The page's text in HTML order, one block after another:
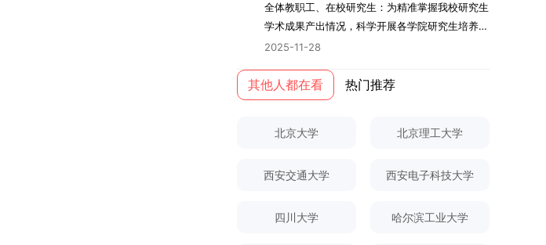
平科研平台学生可参与国家重大科研项目，接触材
料领域大科学装置与人工智能辅助研发平台，获得
前沿科研训练条件。（二）优质导师资源由包括院
士在内的资深科研人员组成导师团队，提供高水平
学术指导，并支持参与国际化学术交流。（三）优
道在培养过程中表现优异者，毕业后可优先获得苏
程（一）基本申请条件不同选拔方式的申请者需满
免试研究生相关要求。硕博连读与申请-考核制申
前三。（二）网上报名及缴费报名及缴费统一在网
上进行，时间为2025年11月27日上午9:00至
2025年12月17日晚上10:00。考生须提前认真阅
按规定完成报名及缴费。逾期未完成视为自动放
弃。（三）申请材料提交符合报考条件的考生，需
整理申请材料，确保材料齐全、顺序正确。所有纸
10:00前寄达经济学院研究生招生办公室。重要提
理；建议选择可靠快递方式邮寄；请严格对照材料
生成长中的关键角色，推动形成以德为先、科研报
国的育人氛围。在加强学术规范和学风建设方面，
学校持续开展学术诚信教育，营造风清气正的学术
进德育、智育、体育、美育和劳育有机融合，构建
全面发展的育人体系。通过课程教学、科研训练、
养具有创新精神、实践能力和社会责任感的时代新
西南林业大学主动对接国家重大战略和区域发展需
育服务经济社会发展的能力。目前，学校拥有4个
行为的影响路径，不仅深化了合作社推动农业绿色
转型的理论认识，也促进了农业经济学与生态学相
关研究的交叉融合，为促进茶农增收、服务双碳目
考。二、答辩过程与主要内容（一）论文主要内容
与框架文枚博士的论文聚焦茶农参与合作社这一现
作用链条，重点探讨了不同利益联结模式如何影响
产方式绿色转型中的内在机制。（二）答辩过程回
核心内容以及创新之处进行了系统汇报。答辩委员
心文件精神，结合我院学科建设特点与教学管理实
际情况，特制定本实施方案。一、组建选拔工作专
项领导小组为统筹推进自主选择专业选拔全流程工
作领导小组。二、明确报名准入条件本次自主选择
专业选拔的报名对象限定为2025级全日制普通本
内。同时需特别说明的是，在高考招生环节中，国
备参与本次选拔考核的资格。三、确定选拔考核方
两级考核模式，其中初试由学校教务处统一部署组
全体教职工、在校研究生：为精准掌握我校研究生
学术成果产出情况，科学开展各学院研究生培养质
量评估工作，进一步推进研究生成果管理的规范
成果统计、审核及考核相关事宜通知如下：一、成
果统计范畴及填报规范本次成果统计对象为我校全
日前正式取得的各类学术成果。成果涵盖正式刊发
利、正式出版的专著、学科竞赛获奖证书及参与国
须登录桂林理工大学研究生教育综合管理信息系
2025-11-28
其他人都在看 热门推荐
北京大学 北京理工大学
西安交通大学 西安电子科技大学
四川大学 哈尔滨工业大学